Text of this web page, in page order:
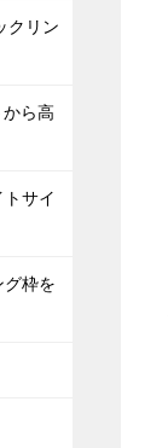
クリン
ら高
サイ
グ枠を